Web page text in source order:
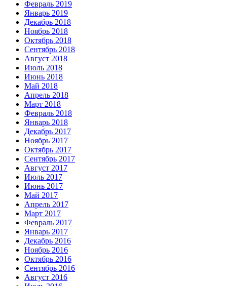
Февраль 2019
Январь 2019
Декабрь 2018
Ноябрь 2018
Октябрь 2018
Сентябрь 2018
Август 2018
Июль 2018
Июнь 2018
Май 2018
Апрель 2018
Март 2018
Февраль 2018
Январь 2018
Декабрь 2017
Ноябрь 2017
Октябрь 2017
Сентябрь 2017
Август 2017
Июль 2017
Июнь 2017
Май 2017
Апрель 2017
Март 2017
Февраль 2017
Январь 2017
Декабрь 2016
Ноябрь 2016
Октябрь 2016
Сентябрь 2016
Август 2016